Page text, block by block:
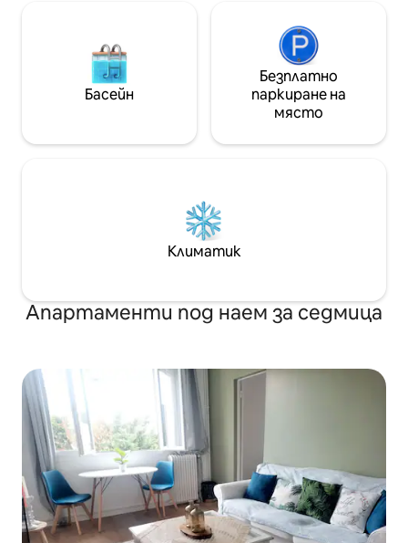
Басейн
Безплатно
паркиране на
място
Климатик
Апартаменти под наем за седмица